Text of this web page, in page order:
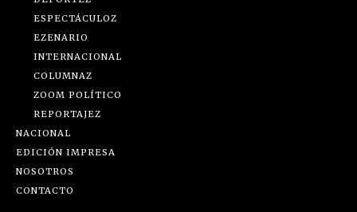
ESPECTÁCULOZ
EZENARIO
INTERNACIONAL
COLUMNAZ
ZOOM POLÍTICO
REPORTAJEZ
NACIONAL
EDICIÓN IMPRESA
NOSOTROS
CONTACTO